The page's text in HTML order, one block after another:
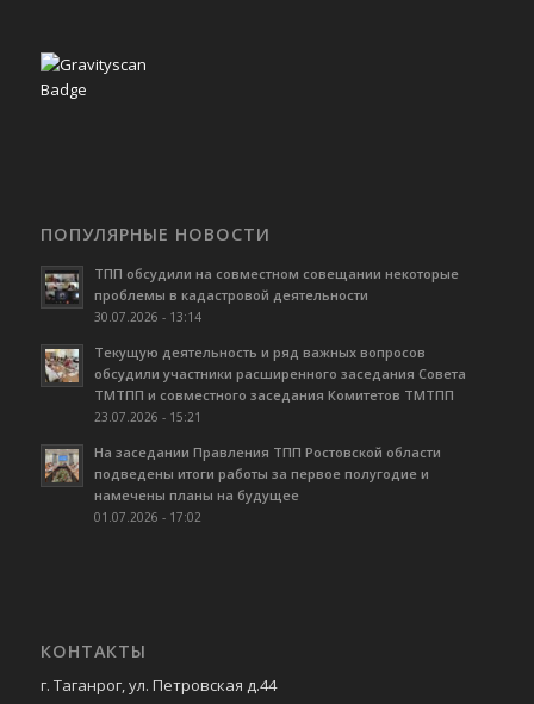
ПОПУЛЯРНЫЕ НОВОСТИ
ТПП обсудили на совместном совещании некоторые
проблемы в кадастровой деятельности
30.07.2026 - 13:14
Текущую деятельность и ряд важных вопросов
обсудили участники расширенного заседания Совета
ТМТПП и совместного заседания Комитетов ТМТПП
23.07.2026 - 15:21
На заседании Правления ТПП Ростовской области
подведены итоги работы за первое полугодие и
намечены планы на будущее
01.07.2026 - 17:02
КОНТАКТЫ
г. Таганрог, ул. Петровская д.44